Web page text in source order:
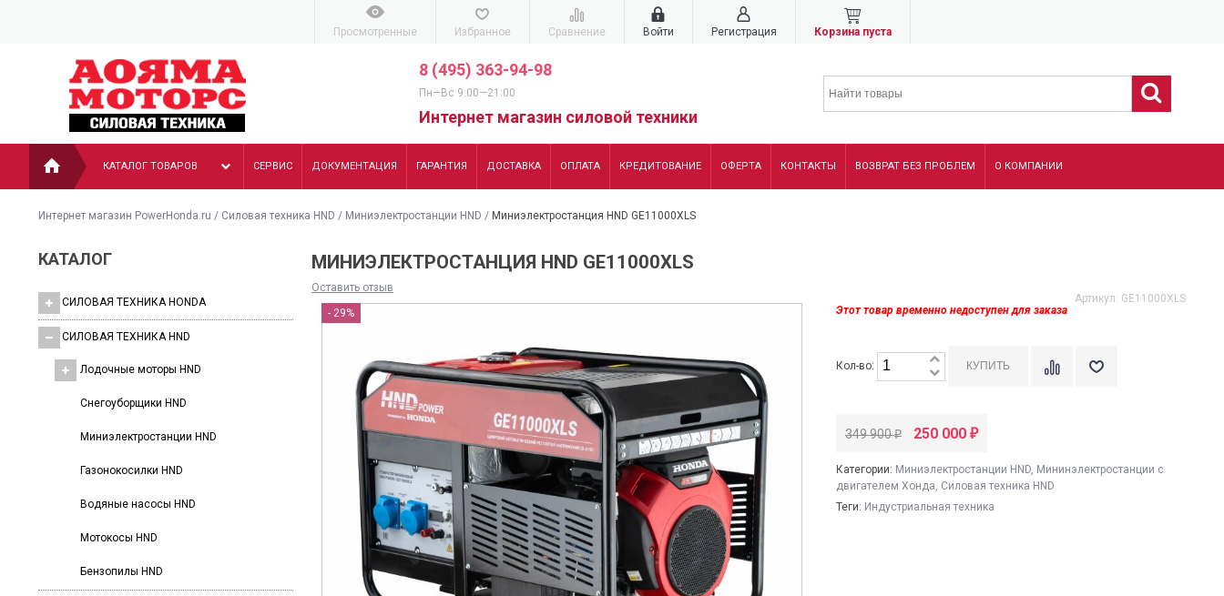
Просмотренные Избранное Сравнение Войти Регистрация Корзина пуста
8 (495) 363-94-98
Пн—Вс 9:00—21:00
Интернет магазин силовой техники
КАТАЛОГ ТОВАРОВ СЕРВИС ДОКУМЕНТАЦИЯ ГАРАНТИЯ ДОСТАВКА ОПЛАТА КРЕДИТОВАНИЕ ОФЕРТА КОНТАКТЫ ВОЗВРАТ БЕЗ ПРОБЛЕМ О КОМПАНИИ
Интернет магазин PowerHonda.ru / Силовая техника HND / Миниэлектростанции HND / Миниэлектростанция HND GE11000XLS
КАТАЛОГ
СИЛОВАЯ ТЕХНИКА HONDA
СИЛОВАЯ ТЕХНИКА HND
Лодочные моторы HND
Cнегоуборщики HND
Миниэлектростанции HND
Газонокосилки HND
Водяные насосы HND
Мотокосы HND
Бензопилы HND
МИНИЭЛЕКТРОСТАНЦИЯ HND GE11000XLS
Оставить отзыв
Артикул: GE11000XLS
- 29%
Этот товар временно недоступен для заказа
Кол-во:
349 900₽ 250 000 ₽
Категории: Миниэлектростанции HND, Мининэлектростанции с
двигателем Хонда, Силовая техника HND
Теги: Индустриальная техника